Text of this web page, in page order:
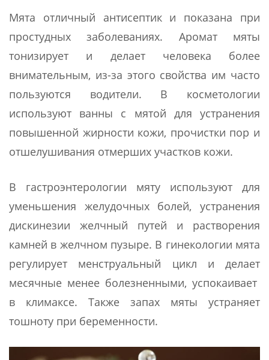
Мята отличный антисептик и показана при
простудных заболеваниях. Аромат мяты
тонизирует и делает человека более
внимательным, из-за этого свойства им часто
пользуются водители. В косметологии
используют ванны с мятой для устранения
повышенной жирности кожи, прочистки пор и
отшелушивания отмерших участков кожи.
В гастроэнтерологии мяту используют для
уменьшения желудочных болей, устранения
дискинезии желчный путей и растворения
камней в желчном пузыре. В гинекологии мята
регулирует менструальный цикл и делает
месячные менее болезненными, успокаивает
в климаксе. Также запах мяты устраняет
тошноту при беременности.